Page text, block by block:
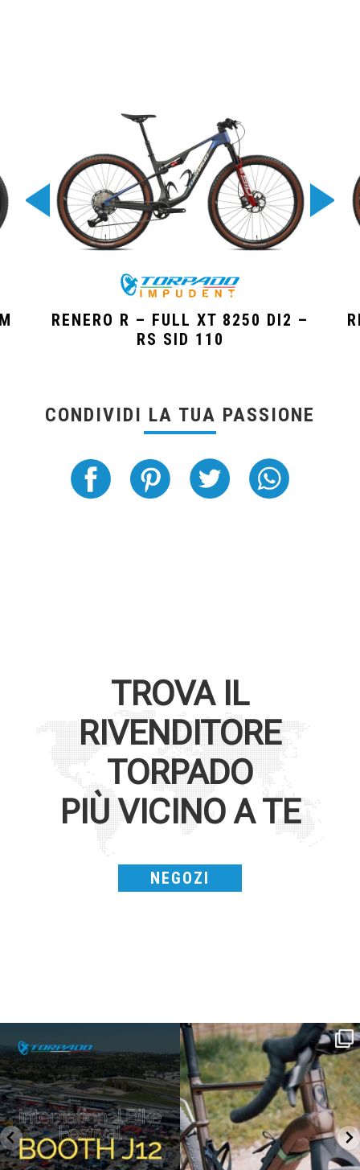
RENERO R – FULL XT 8250 DI2 –
RS SID 110
CONDIVIDI LA TUA PASSIONE
TROVA IL
RIVENDITORE
TORPADO
PIÙ VICINO A TE
NEGOZI
IBF sta per...
17 1
Kepler R è la gravel pensata per affrontare
lunghe...
27 0